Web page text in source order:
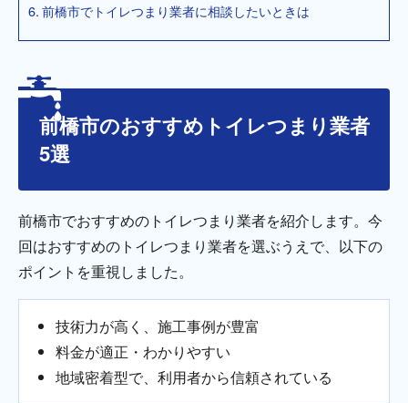
前橋市でトイレつまり業者に相談したいときは
前橋市のおすすめトイレつまり業者
5選
前橋市でおすすめのトイレつまり業者を紹介します。今
回はおすすめのトイレつまり業者を選ぶうえで、以下の
ポイントを重視しました。
技術力が高く、施工事例が豊富
料金が適正・わかりやすい
地域密着型で、利用者から信頼されている